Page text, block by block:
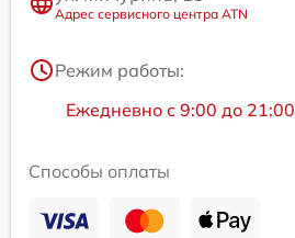
Адрес сервисного центра ATN
Режим работы:
Ежедневно с 9:00 до 21:00
Способы оплаты